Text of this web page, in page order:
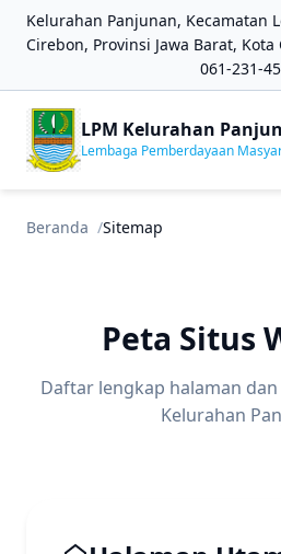
Kelurahan Panjunan, Kecamatan
Cirebon, Provinsi Jawa Barat, Kota
061-231-
LPM Kelurahan
Lembaga Pemberdayaan
Beranda Sitemap
Peta Situs
Daftar lengkap halaman
Kelurahan